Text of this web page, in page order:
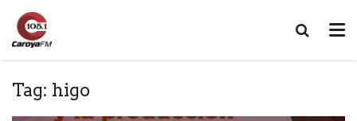
Tag: higo